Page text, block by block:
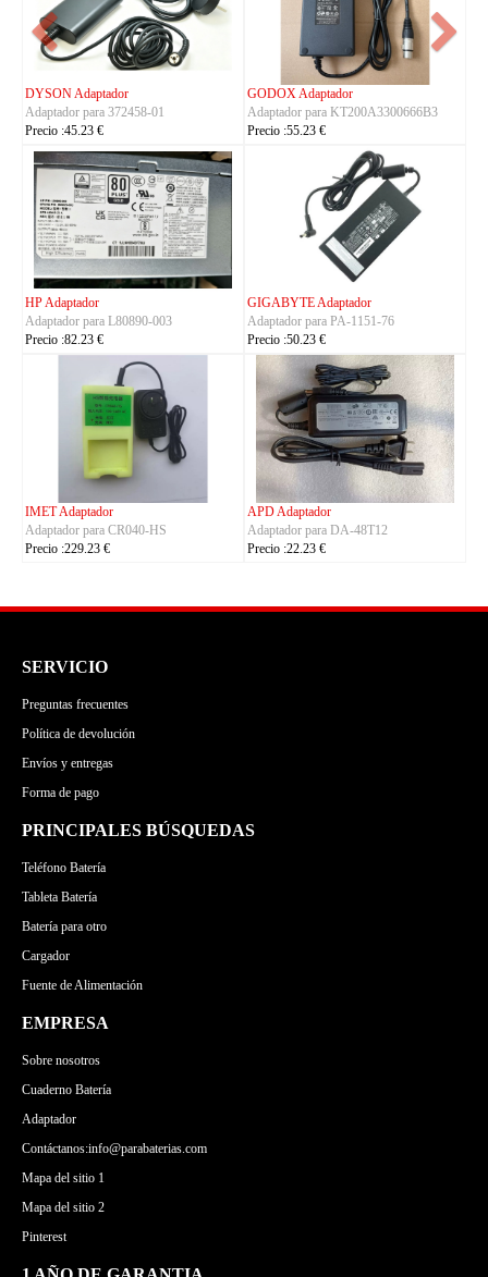
FSP Adaptador
Adaptador para FSP330-ACAU3
Precio :164.23 €
HUAWEI Adaptador
Adaptador para S190126D1D
Precio :40.23 €
TRIMBLE Adaptador
Adaptador para
Charger_Dual_Battery_Slot
Precio :149.23 €
ASUS Adaptador
Adaptador para A14-150P1A
Precio :42.23 €
ASUS Adaptador
Adaptador para ADP-380AB_B
Precio :86.23 €
OLYMPUS Adaptador
Adaptador para CH4000
Precio :100.23 €
SERVICIO
Preguntas frecuentes
Política de devolución
Envíos y entregas
Forma de pago
PRINCIPALES BÚSQUEDAS
Teléfono Batería
Tableta Batería
Batería para otro
Cargador
Fuente de Alimentación
EMPRESA
Sobre nosotros
Cuaderno Batería
Adaptador
Contáctanos:info@parabaterias.com
Mapa del sitio 1
Mapa del sitio 2
Pinterest